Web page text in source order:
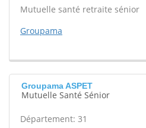
Mutuelle santé retraite sénior
Groupama
Groupama ASPET
Mutuelle Santé Sénior
Département: 31